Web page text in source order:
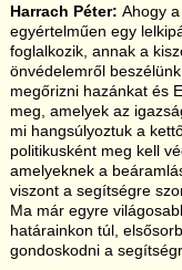
Harrach Péter: Ahogy
egyértelműen egy
foglalkozik, annak a
önvédelemről
megőrizni hazánkat és
meg, amelyek az
mi hangsúlyoztuk a
politikusként meg kell
amelyeknek a
viszont a segítségre
Ma már egyre
határainkon túl,
gondoskodni a